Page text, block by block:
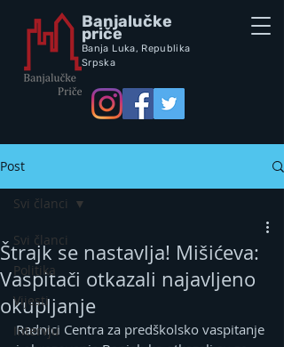
Banjalučke
priče
Banja Luka, Republika
Srpska
Post
Svi članci
Politika
Vijesti
Intervju
Svi članci
Štrajk se nastavlja! Mišićeva:
Vaspitači otkazali najavljeno
okupljanje
Radnici Centra za predškolsko vaspitanje